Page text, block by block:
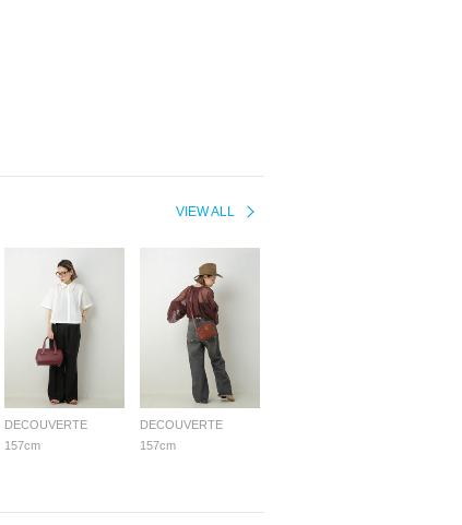
VIEW ALL
DECOUVERTE
157cm
DECOUVERTE
157cm